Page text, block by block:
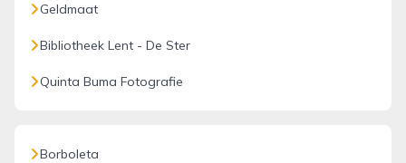
Geldmaat
Bibliotheek Lent - De Ster
Quinta Buma Fotografie
Borboleta